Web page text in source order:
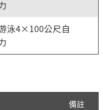
泳4×100公尺自
備註